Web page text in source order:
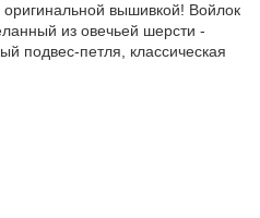
вышивкой! Войлок
из овечьей шерсти -
подвес-петля, классическая